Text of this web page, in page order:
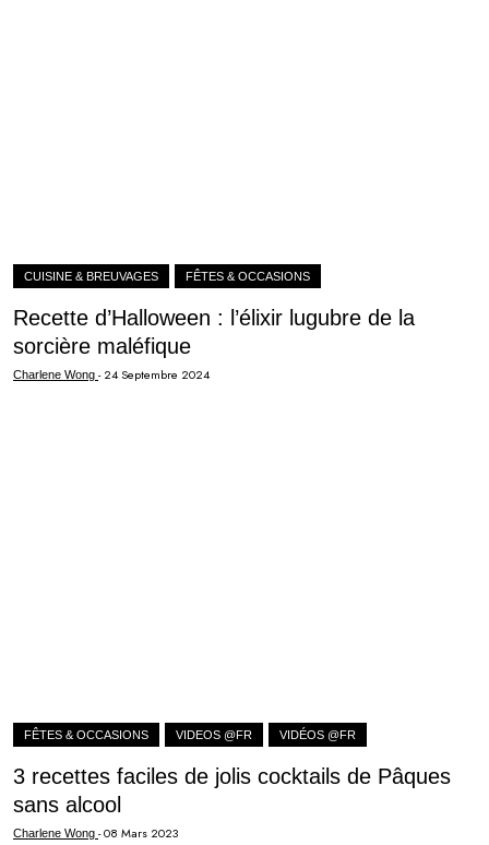
CUISINE & BREUVAGES FÊTES & OCCASIONS
Recette d’Halloween : l’élixir lugubre de la
sorcière maléfique
Charlene Wong - 24 Septembre 2024
FÊTES & OCCASIONS VIDEOS @FR VIDÉOS @FR
3 recettes faciles de jolis cocktails de Pâques
sans alcool
Charlene Wong -08 Mars 2023